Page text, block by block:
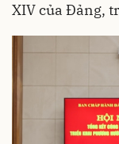
XIV của Đảng,